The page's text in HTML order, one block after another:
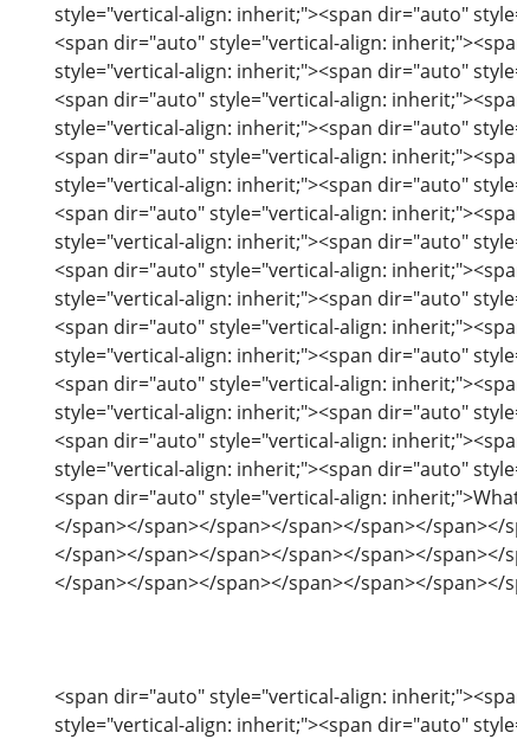
style="vertical-align: inherit;"><span dir="auto"
<span dir="auto" style="vertical-align:
style="vertical-align: inherit;"><span dir="auto"
<span dir="auto" style="vertical-align:
style="vertical-align: inherit;"><span dir="auto"
<span dir="auto" style="vertical-align:
style="vertical-align: inherit;"><span dir="auto"
<span dir="auto" style="vertical-align:
style="vertical-align: inherit;"><span dir="auto"
<span dir="auto" style="vertical-align:
style="vertical-align: inherit;"><span dir="auto"
<span dir="auto" style="vertical-align:
style="vertical-align: inherit;"><span dir="auto"
<span dir="auto" style="vertical-align:
style="vertical-align: inherit;"><span dir="auto"
<span dir="auto" style="vertical-align:
style="vertical-align: inherit;"><span dir="auto"
<span dir="auto" style="vertical-align:
</span></span></span></span></span></
</span></span></span></span></span></
</span></span></span></span></span></
<span dir="auto" style="vertical-align:
style="vertical-align: inherit;"><span dir="auto"